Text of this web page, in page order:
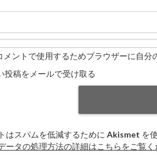
メントで使用するためブラウザーに自
投稿をメールで受け取る
はスパムを低減するために Akismet を
ータの処理方法の詳細はこちらをご覧く